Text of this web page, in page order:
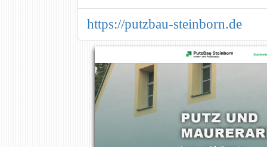
https://putzbau-steinborn.de